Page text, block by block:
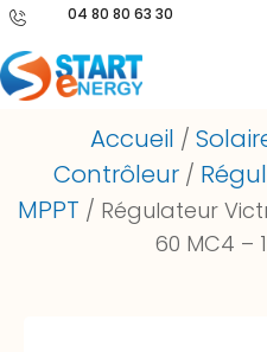
04 80 80 63 30
Accueil /
Contrôleur/
MPPT / Régulateur
60 MC4 –